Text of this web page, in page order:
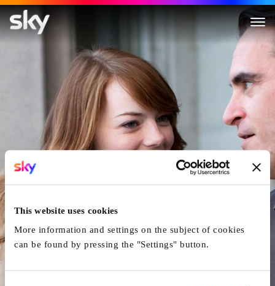
This website uses cookies
More information and settings on the subject of cookies
can be found by pressing the "Settings" button.
Irrational Man